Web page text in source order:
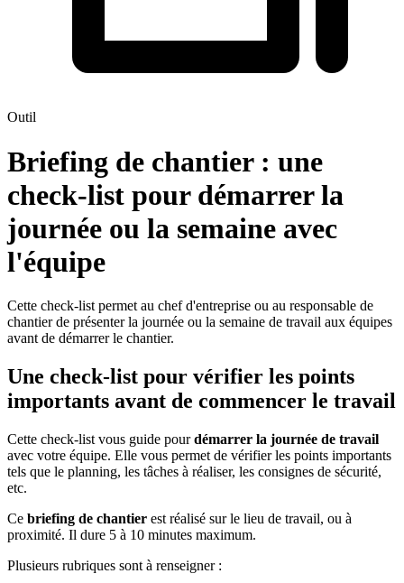
Outil
Briefing de chantier : une
check-list pour démarrer la
journée ou la semaine avec
l'équipe
Cette check-list permet au chef d'entreprise ou au responsable de
chantier de présenter la journée ou la semaine de travail aux équipes
avant de démarrer le chantier.
Une check-list pour vérifier les points
importants avant de commencer le travail
Cette check-list vous guide pourdémarrer la journée de travail
avec votre équipe. Elle vous permet de vérifier les points importants
tels que le planning, les tâches à réaliser, les consignes de sécurité,
etc.
Ce briefing de chantier est réalisé sur le lieu de travail, ou à
proximité. Il dure 5 à 10 minutes maximum.
Plusieurs rubriques sont à renseigner :